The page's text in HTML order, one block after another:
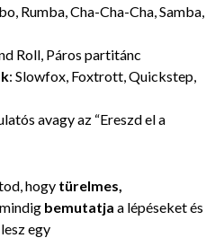
Rumba, Cha-Cha-Cha, Samba,
Roll, Páros partitánc
: Slowfox, Foxtrott, Quickstep,
avagy az “Ereszd el a
hogy türelmes,
bemutatja a lépéseket és
egy